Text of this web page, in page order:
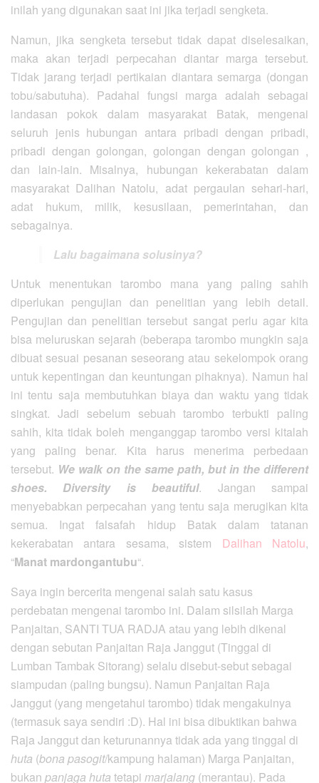
inilah yang digunakan saat ini jika terjadi sengketa.
Namun, jika sengketa tersebut tidak dapat diselesaikan,
maka akan terjadi perpecahan diantar marga tersebut.
Tidak jarang terjadi pertikaian diantara semarga (dongan
tobu/sabutuha). Padahal fungsi marga adalah sebagai
landasan pokok dalam masyarakat Batak, mengenai
seluruh jenis hubungan antara pribadi dengan pribadi,
pribadi dengan golongan, golongan dengan golongan ,
dan lain-lain. Misalnya, hubungan kekerabatan dalam
masyarakat Dalihan Natolu, adat pergaulan sehari-hari,
adat hukum, milik, kesusilaan, pemerintahan, dan
sebagainya.
Lalu bagaimana solusinya?
Untuk menentukan tarombo mana yang paling sahih
diperlukan pengujian dan penelitian yang lebih detail.
Pengujian dan penelitian tersebut sangat perlu agar kita
bisa meluruskan sejarah (beberapa tarombo mungkin saja
dibuat sesuai pesanan seseorang atau sekelompok orang
untuk kepentingan dan keuntungan pihaknya). Namun hal
ini tentu saja membutuhkan biaya dan waktu yang tidak
singkat. Jadi sebelum sebuah tarombo terbukti paling
sahih, kita tidak boleh menganggap tarombo versi kitalah
yang paling benar. Kita harus menerima perbedaan
tersebut. We walk on the same path, but in the different
shoes. Diversity is beautiful. Jangan sampai
menyebabkan perpecahan yang tentu saja merugikan kita
semua. Ingat falsafah hidup Batak dalam tatanan
kekerabatan antara sesama, sistem Dalihan Natolu,
“Manat mardongantubu“.
Saya ingin bercerita mengenai salah satu kasus
perdebatan mengenai tarombo ini. Dalam silsilah Marga
Panjaitan, SANTI TUA RADJA atau yang lebih dikenal
dengan sebutan Panjaitan Raja Janggut (Tinggal di
Lumban Tambak Sitorang) selalu disebut-sebut sebagai
siampudan (paling bungsu). Namun Panjaitan Raja
Janggut (yang mengetahui tarombo) tidak mengakuinya
(termasuk saya sendiri :D). Hal ini bisa dibuktikan bahwa
Raja Janggut dan keturunannya tidak ada yang tinggal di
huta (bona pasogit/kampung halaman) Marga Panjaitan,
bukan panjaga huta tetapi marjalang (merantau). Pada